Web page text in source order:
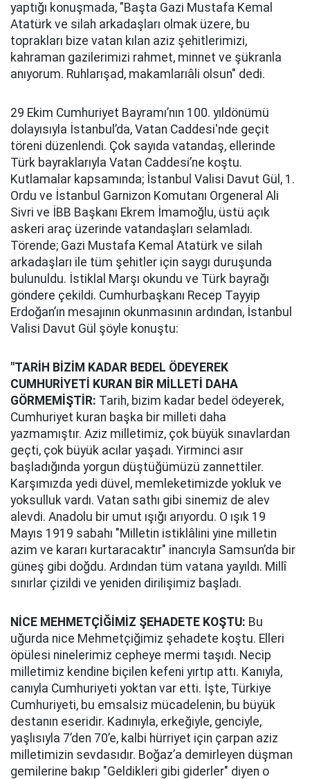
yaptığı konuşmada, "Başta Gazi Mustafa Kemal
Atatürk ve silah arkadaşları olmak üzere, bu
toprakları bize vatan kılan aziz şehitlerimizi,
kahraman gazilerimizi rahmet, minnet ve şükranla
anıyorum. Ruhlarışad, makamlarıâli olsun" dedi.
29 Ekim Cumhuriyet Bayramı’nın 100. yıldönümü
dolayısıyla İstanbul’da, Vatan Caddesi'nde geçit
töreni düzenlendi. Çok sayıda vatandaş, ellerinde
Türk bayraklarıyla Vatan Caddesi’ne koştu.
Kutlamalar kapsamında; İstanbul Valisi Davut Gül, 1.
Ordu ve İstanbul Garnizon Komutanı Orgeneral Ali
Sivri ve İBB Başkanı Ekrem İmamoğlu, üstü açık
askeri araç üzerinde vatandaşları selamladı.
Törende; Gazi Mustafa Kemal Atatürk ve silah
arkadaşları ile tüm şehitler için saygı duruşunda
bulunuldu. İstiklal Marşı okundu ve Türk bayrağı
göndere çekildi. Cumhurbaşkanı Recep Tayyip
Erdoğan’ın mesajının okunmasının ardından, İstanbul
Valisi Davut Gül şöyle konuştu:
"TARİH BİZİM KADAR BEDEL ÖDEYEREK
CUMHURİYETİ KURAN BİR MİLLETİ DAHA
GÖRMEMİŞTİR: Tarih, bizim kadar bedel ödeyerek,
Cumhuriyet kuran başka bir milleti daha
yazmamıştır. Aziz milletimiz, çok büyük sınavlardan
geçti, çok büyük acılar yaşadı. Yirminci asır
başladığında yorgun düştüğümüzü zannettiler.
Karşımızda yedi düvel, memleketimizde yokluk ve
yoksulluk vardı. Vatan sathı gibi sinemiz de alev
alevdi. Anadolu bir umut ışığı arıyordu. O ışık 19
Mayıs 1919 sabahı "Milletin istiklâlini yine milletin
azim ve kararı kurtaracaktır" inancıyla Samsun’da bir
güneş gibi doğdu. Ardından tüm vatana yayıldı. Millî
sınırlar çizildi ve yeniden dirilişimiz başladı.
NİCE MEHMETÇİĞİMİZ ŞEHADETE KOŞTU: Bu
uğurda nice Mehmetçiğimiz şehadete koştu. Elleri
öpülesi ninelerimiz cepheye mermi taşıdı. Necip
milletimiz kendine biçilen kefeni yırtıp attı. Kanıyla,
canıyla Cumhuriyeti yoktan var etti. İşte, Türkiye
Cumhuriyeti, bu emsalsiz mücadelenin, bu büyük
destanın eseridir. Kadınıyla, erkeğiyle, genciyle,
yaşlısıyla 7’den 70’e, kalbi hürriyet için çarpan aziz
milletimizin sevdasıdır. Boğaz’a demirleyen düşman
gemilerine bakıp "Geldikleri gibi giderler" diyen o